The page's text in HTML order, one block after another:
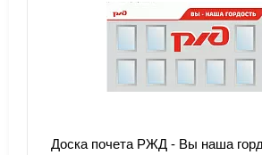
Доска почета РЖД - Вы наша